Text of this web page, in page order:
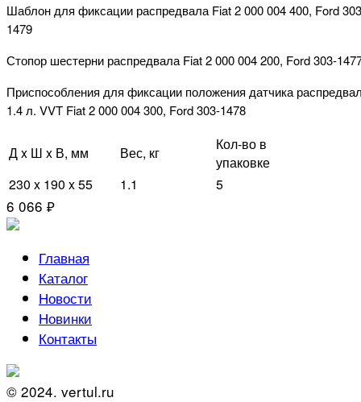
Шаблон для фиксации распредвала Fiat 2 000 004 400, Ford
1479
Стопор шестерни распредвала Fiat 2 000 004 200, Ford 303-
Приспособления для фиксации положения датчика
1.4 л. VVT Fiat 2 000 004 300, Ford 303-1478
Д x Ш x В, мм Вес, кг
Кол-во в
упаковке
230 x 190 x 55
1.1 5
6 066 ₽
Главная
Каталог
Новости
Новинки
Контакты
© 2024. vertul.ru